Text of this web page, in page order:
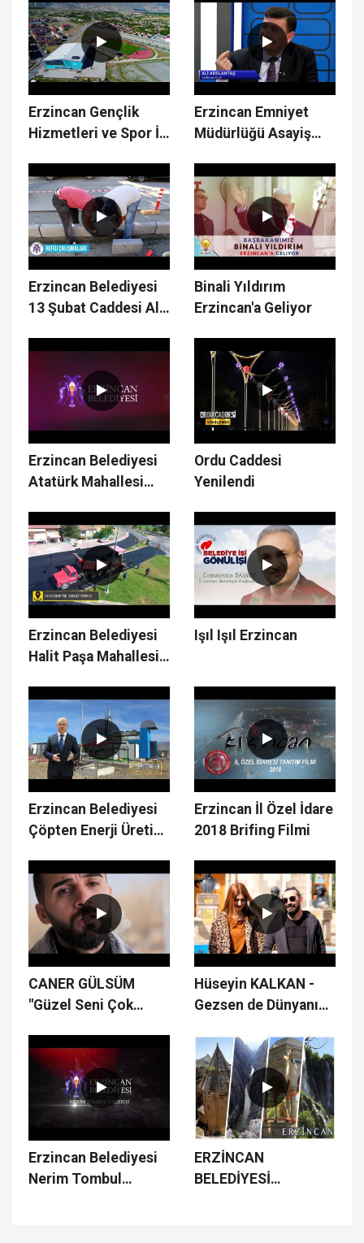
Erzincan Gençlik
Hizmetleri ve Spor İl
Spor Salonu
Erzincan Emniyet
Müdürlüğü Asayiş
Türkiye 1.si
Erzincan Belediyesi
13 Şubat Caddesi Alt
Çalışmaları
Binali Yıldırım
Erzincan'a Geliyor
Erzincan Belediyesi
Atatürk Mahallesi
Ordu Caddesi
Yenilendi
Erzincan Belediyesi
Halit Paşa Mahallesi
Işıl Işıl Erzincan
Erzincan Belediyesi
Çöpten Enerji Üretim
Erzincan İl Özel İdare
2018 Brifing Filmi
CANER GÜLSÜM
"Güzel Seni Çok
Hüseyin KALKAN -
Gezsen de Dünyanın
Erzincan Belediyesi
Nerim Tombul
ERZİNCAN
BELEDİYESİ